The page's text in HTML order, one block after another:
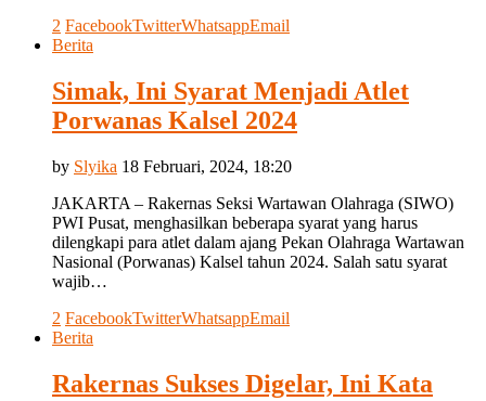
2 FacebookTwitterWhatsappEmail
Berita
Simak, Ini Syarat Menjadi Atlet
Porwanas Kalsel 2024
by Slyika 18 Februari, 2024, 18:20
JAKARTA – Rakernas Seksi Wartawan Olahraga (SIWO)
PWI Pusat, menghasilkan beberapa syarat yang harus
dilengkapi para atlet dalam ajang Pekan Olahraga Wartawan
Nasional (Porwanas) Kalsel tahun 2024. Salah satu syarat
wajib…
2 FacebookTwitterWhatsappEmail
Berita
Rakernas Sukses Digelar, Ini Kata